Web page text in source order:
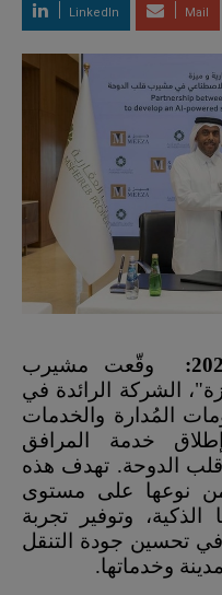
LinkedIn Mail
وقّعت مشيرب
الشركة الرائدة في
المُدارة والخدمات
خدمة المرافق
الدوحة. تهدف هذه
من نوعها على مستوى
الذكية، وتوفير تجربة
تحسين جودة التنقل
وخدماتها.